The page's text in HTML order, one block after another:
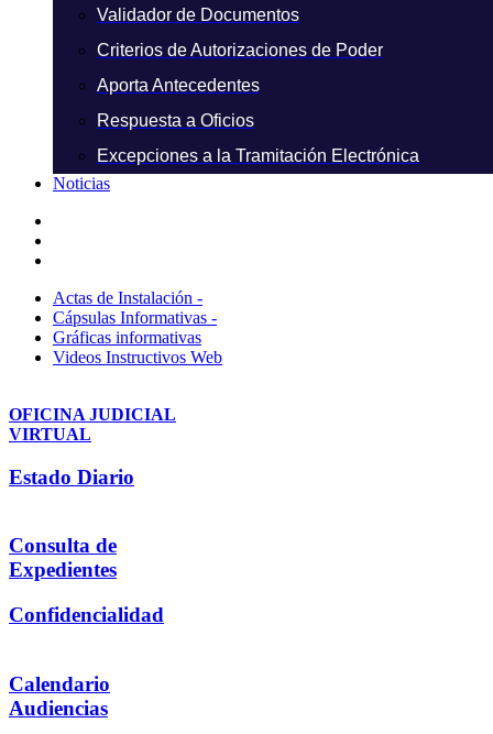
Validador de Documentos
Criterios de Autorizaciones de Poder
Aporta Antecedentes
Respuesta a Oficios
Excepciones a la Tramitación Electrónica
Noticias
Actas de Instalación -
Cápsulas Informativas -
Gráficas informativas
Videos Instructivos Web
OFICINA JUDICIAL
VIRTUAL
Estado Diario
Consulta de
Expedientes
Confidencialidad
Calendario
Audiencias